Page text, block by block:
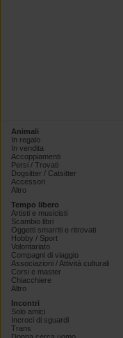
Animali
In regalo
In vendita
Accoppiamenti
Persi / Trovati
Dogsitter / Catsitter
Accessori
Altro
Tempo libero
Artisti e musicisti
Scambio libri
Oggetti smarriti e ritrovati
Hobby / Sport
Volontariato
Compagni di viaggio
Associazioni / Attività culturali
Corsi e master
Chiacchiere
Altro
Incontri
Solo amici
Incroci di sguardi
Trans